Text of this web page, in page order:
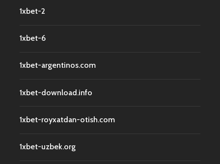
1xbet-2
1xbet-6
1xbet-argentinos.com
1xbet-download.info
1xbet-royxatdan-otish.com
1xbet-uzbek.org